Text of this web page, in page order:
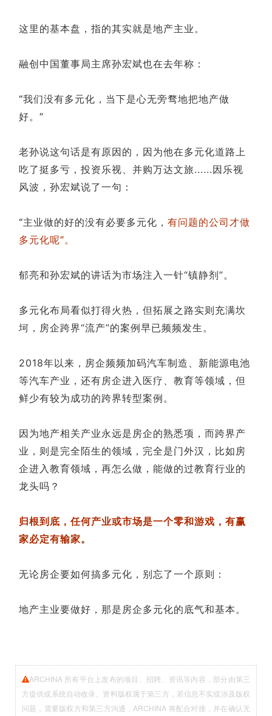
这里的基本盘，指的其实就是地产主业。
融创中国董事局主席孙宏斌也在去年称：
“我们没有多元化，当下是心无旁骛地把地产做
好。”
老孙说这句话是有原因的，因为他在多元化道路上
吃了挺多亏，投资乐视、并购万达文旅......因乐视
风波，孙宏斌说了一句：
“主业做的好的没有必要多元化， 有问题的公司才做
多元化呢”。
郁亮和孙宏斌的讲话为市场注入一针“镇静剂”。
多元化布局看似打得火热，但拓展之路实则充满坎
坷，房企跨界“流产”的案例早已频频发生。
2018年以来，房企频频加码汽车制造、新能源电池
等汽车产业，还有房企进入医疗、教育等领域，但
鲜少有较为成功的跨界转型案例。
因为地产相关产业永远是房企的熟悉项，而跨界产
业，则是完全陌生的领域，完全是门外汉，比如房
企进入教育领域，再怎么做，能做的过教育行业的
龙头吗？
归根到底，任何产业或市场是一个零和游戏，有赢
家必定有输家。
无论房企要如何搞多元化，别忘了一个原则：
地产主业要做好，那是房企多元化的底气和基本。
ARCHINA 所有平台上发布的项目、招聘、资讯等内容，部分由第三
方提供或系统自动收录。资料版权属于第三方，若信息不实或涉及版权
问题，需要版权方和第三方沟通，ARCHINA 将配合对接，并在确认无